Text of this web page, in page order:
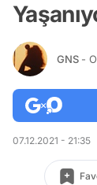
GNS -
07.12.2021 - 21:35